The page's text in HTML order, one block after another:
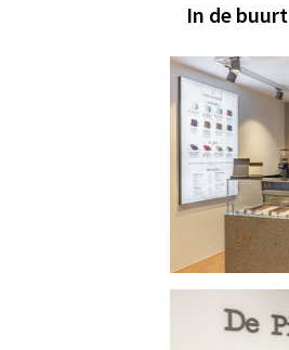
In de buurt